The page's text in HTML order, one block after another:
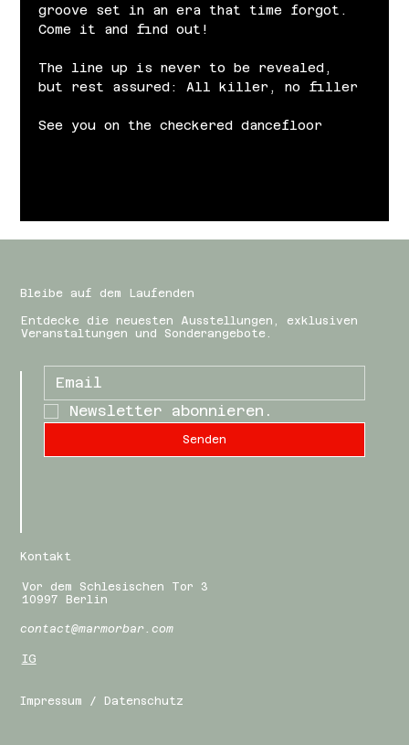
groove set in an era that time forgot.
Come it and find out!
The line up is never to be revealed,
but rest assured: All killer, no filler
See you on the checkered dancefloor
Bleibe auf dem Laufenden
Entdecke die neuesten Ausstellungen, exklusiven
Veranstaltungen und Sonderangebote.
Newsletter abonnieren.
Senden
Kontakt
Vor dem Schlesischen Tor 3
10997 Berlin
contact@marmorbar.com
IG
Impressum / Datenschutz